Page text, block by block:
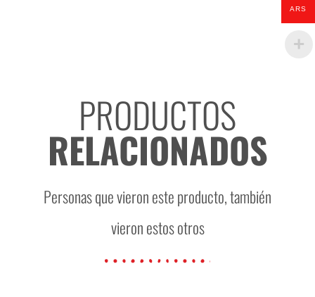
PRODUCTOS
RELACIONADOS
Personas que vieron este producto, también
vieron estos otros
ARS